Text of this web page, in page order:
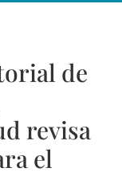
de
revisa
el